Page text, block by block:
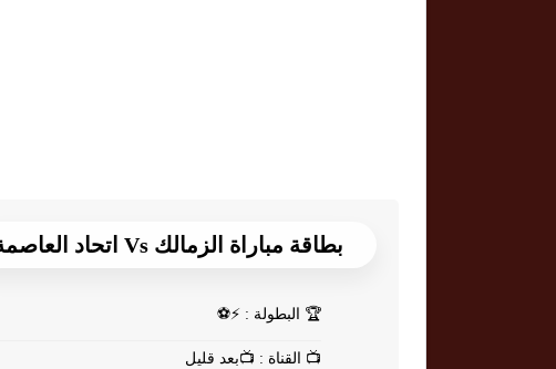
بطاقة مباراة الزمالك Vs اتحاد العاصمة
🏆 البطولة : ⚡⚽
📺 القناة : 📺بعد قليل